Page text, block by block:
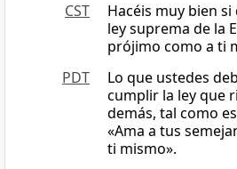
CST
Hacéis muy bien
ley suprema de la
prójimo como a ti
PDT
Lo que ustedes
cumplir la ley que
demás, tal como
«Ama a tus
ti mismo».